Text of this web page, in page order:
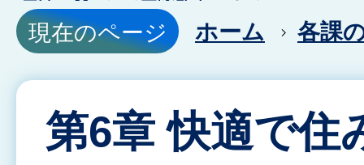
現在のページ ホーム 各課
第6章 快適で住